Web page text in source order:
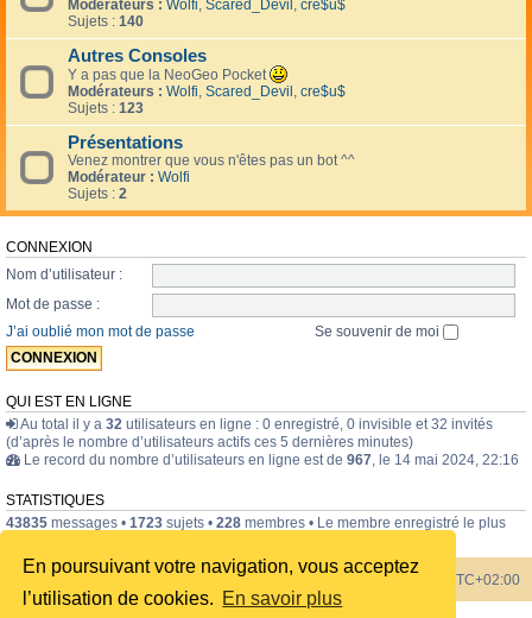
En poursuivant votre navigation, vous acceptez
l’utilisation de cookies. En savoir plus
Modérateurs : Wolfi, Scared_Devil, cre$u$
Sujets : 140
Autres Consoles
Y a pas que la NeoGeo Pocket
Modérateurs : Wolfi, Scared_Devil, cre$u$
Sujets : 123
Présentations
Venez montrer que vous n'êtes pas un bot ^^
Modérateur : Wolfi
Sujets : 2
CONNEXION
Nom d’utilisateur :
Mot de passe :
J’ai oublié mon mot de passe
Se souvenir de moi
QUI EST EN LIGNE
Au total il y a 32 utilisateurs en ligne : 0 enregistré, 0 invisible et 32 invités
(d’après le nombre d’utilisateurs actifs ces 5 dernières minutes)
Le record du nombre d’utilisateurs en ligne est de 967, le 14 mai 2024, 22:16
STATISTIQUES
43835 messages • 1723 sujets • 228 membres • Le membre enregistré le plus
Index du forum Heures au format UTC+02:00